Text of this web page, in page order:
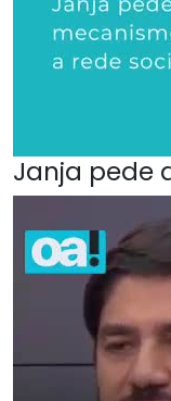
Janja pede